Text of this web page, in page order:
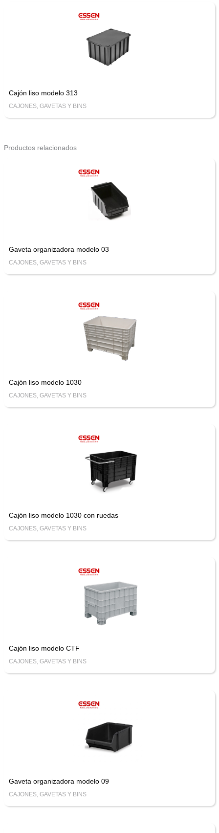
Cajón liso modelo 313
CAJONES, GAVETAS Y BINS
Productos relacionados
Gaveta organizadora modelo 03
CAJONES, GAVETAS Y BINS
Cajón liso modelo 1030
CAJONES, GAVETAS Y BINS
Cajón liso modelo 1030 con ruedas
CAJONES, GAVETAS Y BINS
Cajón liso modelo CTF
CAJONES, GAVETAS Y BINS
Gaveta organizadora modelo 09
CAJONES, GAVETAS Y BINS